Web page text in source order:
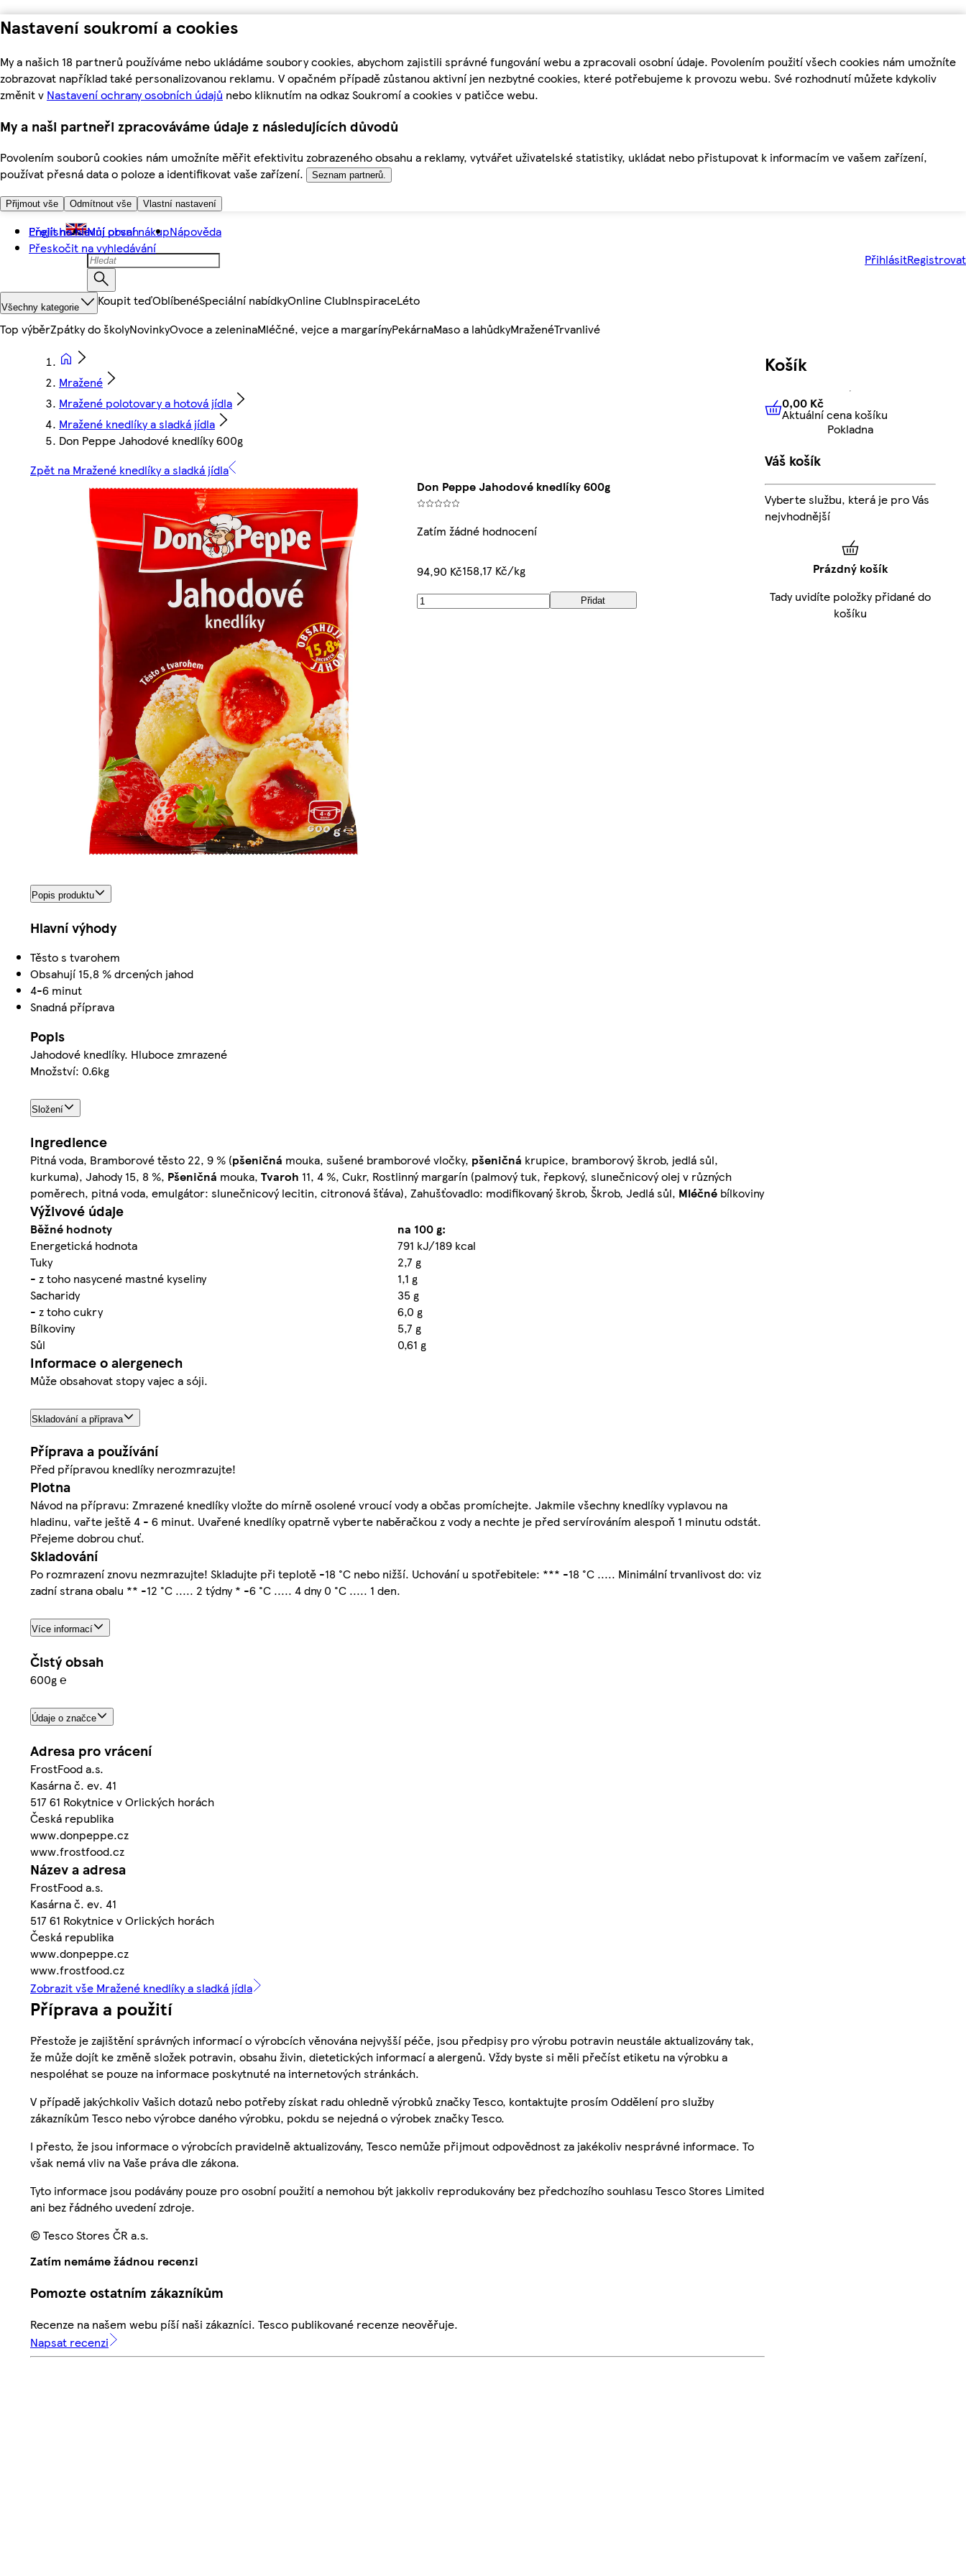
Nastavení soukromí a cookies
My a našich 18 partnerů používáme nebo ukládáme soubory cookies, abychom zajistili správné fungování webu a zpracovali osobní údaje. Povolením použití všech cookies nám umožníte
zobrazovat například také personalizovanou reklamu. V opačném případě zůstanou aktivní jen nezbytné cookies, které potřebujeme k provozu webu. Své rozhodnutí můžete kdykoliv
změnit v Nastavení ochrany osobních údajů nebo kliknutím na odkaz Soukromí a cookies v patičce webu.
My a naši partneři zpracováváme údaje z následujících důvodů
Povolením souborů cookies nám umožníte měřit efektivitu zobrazeného obsahu a reklamy, vytvářet uživatelské statistiky, ukládat nebo přistupovat k informacím ve vašem zařízení,
používat přesná data o poloze a identifikovat vaše zařízení.
Seznam partnerů.
Přijmout vše Odmítnout vše Vlastní nastavení
Přejít na hlavní obsah
Přeskočit na vyhledávání
English Můj první nákupNápověda
PřihlásitRegistrovat
Všechny kategorie Koupit teďOblíbenéSpeciální nabídkyOnline ClubInspiraceLéto
Top výběrZpátky do školyNovinkyOvoce a zeleninaMléčné, vejce a margarínyPekárnaMaso a lahůdkyMraženéTrvanlivé
Mražené
Mražené polotovary a hotová jídla
Mražené knedlíky a sladká jídla
Don Peppe Jahodové knedlíky 600g
Zpět na Mražené knedlíky a sladká jídla
Don Peppe Jahodové knedlíky 600g
Zatím žádné hodnocení
94,90 Kč158,17 Kč/kg
Přidat
Popis produktu
Hlavní výhody
Těsto s tvarohem
Obsahují 15,8 % drcených jahod
4-6 minut
Snadná příprava
Popis
Jahodové knedlíky. Hluboce zmrazené
Množství: 0.6kg
Složení
Ingredience
Pitná voda, Bramborové těsto 22, 9 % (pšeničná mouka, sušené bramborové vločky, pšeničná krupice, bramborový škrob, jedlá sůl,
kurkuma), Jahody 15, 8 %, Pšeničná mouka, Tvaroh 11, 4 %, Cukr, Rostlinný margarín (palmový tuk, řepkový, slunečnicový olej v různých
poměrech, pitná voda, emulgátor: slunečnicový lecitin, citronová šťáva), Zahušťovadlo: modifikovaný škrob, Škrob, Jedlá sůl, Mléčné bílkoviny
Výživové údaje
Běžné hodnoty
na 100 g:
Energetická hodnota
791 kJ/189 kcal
Tuky
2,7 g
- z toho nasycené mastné kyseliny
1,1 g
Sacharidy
35 g
- z toho cukry
6,0 g
Bílkoviny
5,7 g
Sůl
0,61 g
Informace o alergenech
Může obsahovat stopy vajec a sóji.
Skladování a příprava
Příprava a používání
Před přípravou knedlíky nerozmrazujte!
Plotna
Návod na přípravu: Zmrazené knedlíky vložte do mírně osolené vroucí vody a občas promíchejte. Jakmile všechny knedlíky vyplavou na
hladinu, vařte ještě 4 - 6 minut. Uvařené knedlíky opatrně vyberte naběračkou z vody a nechte je před servírováním alespoň 1 minutu odstát.
Přejeme dobrou chuť.
Skladování
Po rozmrazení znovu nezmrazujte! Skladujte při teplotě -18 °C nebo nižší. Uchování u spotřebitele: *** -18 °C ..... Minimální trvanlivost do: viz
zadní strana obalu ** -12 °C ..... 2 týdny * -6 °C ..... 4 dny 0 °C ..... 1 den.
Více informací
Čistý obsah
600g ℮
Údaje o značce
Adresa pro vrácení
FrostFood a.s.
Kasárna č. ev. 41
517 61 Rokytnice v Orlických horách
Česká republika
www.donpeppe.cz
www.frostfood.cz
Název a adresa
FrostFood a.s.
Kasárna č. ev. 41
517 61 Rokytnice v Orlických horách
Česká republika
www.donpeppe.cz
www.frostfood.cz
Zobrazit vše Mražené knedlíky a sladká jídla
Příprava a použití
Přestože je zajištění správných informací o výrobcích věnována nejvyšší péče, jsou předpisy pro výrobu potravin neustále aktualizovány tak,
že může dojít ke změně složek potravin, obsahu živin, dietetických informací a alergenů. Vždy byste si měli přečíst etiketu na výrobku a
nespoléhat se pouze na informace poskytnuté na internetových stránkách.
V případě jakýchkoliv Vašich dotazů nebo potřeby získat radu ohledně výrobků značky Tesco, kontaktujte prosím Oddělení pro služby
zákazníkům Tesco nebo výrobce daného výrobku, pokdu se nejedná o výrobek značky Tesco.
I přesto, že jsou informace o výrobcích pravidelně aktualizovány, Tesco nemůže přijmout odpovědnost za jakékoliv nesprávné informace. To
však nemá vliv na Vaše práva dle zákona.
Tyto informace jsou podávány pouze pro osobní použití a nemohou být jakkoliv reprodukovány bez předchozího souhlasu Tesco Stores Limited
ani bez řádného uvedení zdroje.
© Tesco Stores ČR a.s.
Zatím nemáme žádnou recenzi
Pomozte ostatním zákazníkům
Recenze na našem webu píší naši zákazníci. Tesco publikované recenze neověřuje.
Napsat recenzi
Košík
0,00 KčAktuální cena košíku
0,00 Kč
Aktuální cena košíku
Pokladna
Váš košík
Vyberte službu, která je pro Vás
nejvhodnější
Prázdný košík
Tady uvidíte položky přidané do
košíku